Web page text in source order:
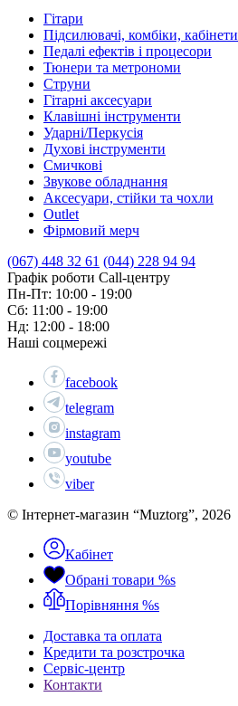
Гітари
Підсилювачі, комбіки, кабінети
Педалі ефектів і процесори
Тюнери та метрономи
Струни
Гітарні аксесуари
Клавішні інструменти
Ударні/Перкусія
Духові інструменти
Смичкові
Звукове обладнання
Аксесуари, стійки та чохли
Outlet
Фірмовий мерч
(067) 448 32 61 (044) 228 94 94
Графік роботи Call-центру
Пн-Пт: 10:00 - 19:00
Сб: 11:00 - 19:00
Нд: 12:00 - 18:00
Наші соцмережі
facebook
telegram
instagram
youtube
viber
© Інтернет-магазин “Muztorg”, 2026
Кабінет
Обрані товари %s
Порівняння %s
Доставка та оплата
Кредити та розстрочка
Сервіc-центр
Контакти